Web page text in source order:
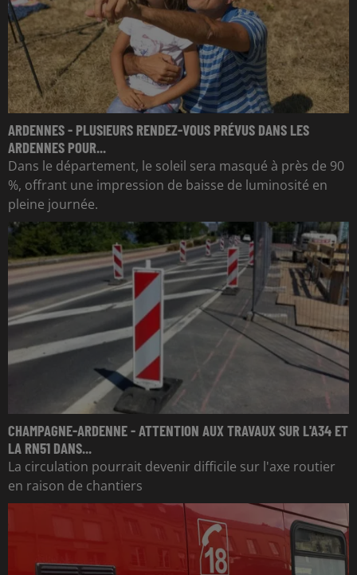
ARDENNES - PLUSIEURS RENDEZ-VOUS PRÉVUS DANS LES
ARDENNES POUR...
Dans le département, le soleil sera masqué à près de 90
%, offrant une impression de baisse de luminosité en
pleine journée.
CHAMPAGNE-ARDENNE - ATTENTION AUX TRAVAUX SUR L'A34 ET
LA RN51 DANS...
La circulation pourrait devenir difficile sur l'axe routier
en raison de chantiers